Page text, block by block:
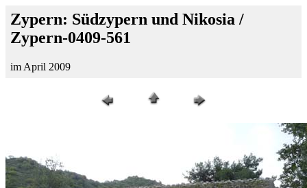
Zypern: Südzypern und Nikosia /
Zypern-0409-561
im April 2009